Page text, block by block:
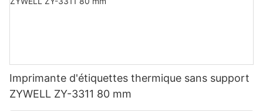
Imprimante d'étiquettes thermique sans support
ZYWELL ZY-3311 80 mm